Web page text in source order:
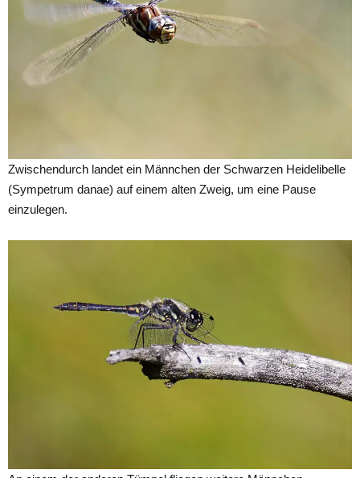
Zwischendurch landet ein Männchen der Schwarzen Heidelibelle
(Sympetrum danae) auf einem alten Zweig, um eine Pause
einzulegen.